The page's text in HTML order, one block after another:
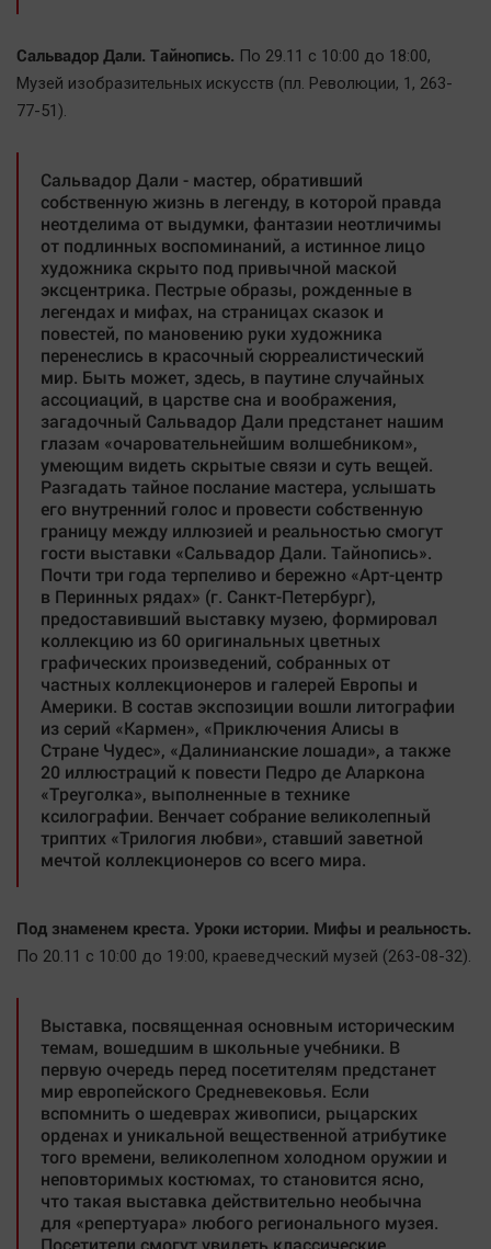
Сальвадор Дали. Тайнопись. По 29.11 с 10:00 до 18:00,
Mузей изобразительных искусств (пл. Революции, 1, 263-
77-51).
Сальвадор Дали - мастер, обративший
собственную жизнь в легенду, в которой правда
неотделима от выдумки, фантазии неотличимы
от подлинных воспоминаний, а истинное лицо
художника скрыто под привычной маской
эксцентрика. Пестрые образы, рожденные в
легендах и мифах, на страницах сказок и
повестей, по мановению руки художника
перенеслись в красочный сюрреалистический
мир. Быть может, здесь, в паутине случайных
ассоциаций, в царстве сна и воображения,
загадочный Сальвадор Дали предстанет нашим
глазам «очаровательнейшим волшебником»,
умеющим видеть скрытые связи и суть вещей.
Разгадать тайное послание мастера, услышать
его внутренний голос и провести собственную
границу между иллюзией и реальностью смогут
гости выставки «Сальвадор Дали. Тайнопись».
Почти три года терпеливо и бережно «Арт-центр
в Перинных рядах» (г. Санкт-Петербург),
предоставивший выставку музею, формировал
коллекцию из 60 оригинальных цветных
графических произведений, собранных от
частных коллекционеров и галерей Европы и
Америки. В состав экспозиции вошли литографии
из серий «Кармен», «Приключения Алисы в
Стране Чудес», «Далинианские лошади», а также
20 иллюстраций к повести Педро де Аларкона
«Треуголка», выполненные в технике
ксилографии. Венчает собрание великолепный
триптих «Трилогия любви», ставший заветной
мечтой коллекционеров со всего мира.
Под знаменем креста. Уроки истории. Мифы и реальность.
По 20.11 с 10:00 до 19:00, краеведческий музей (263-08-32).
Выставка, посвященная основным историческим
темам, вошедшим в школьные учебники. В
первую очередь перед посетителям предстанет
мир европейского Средневековья. Если
вспомнить о шедеврах живописи, рыцарских
орденах и уникальной вещественной атрибутике
того времени, великолепном холодном оружии и
неповторимых костюмах, то становится ясно,
что такая выставка действительно необычна
для «репертуара» любого регионального музея.
Посетители смогут увидеть классические